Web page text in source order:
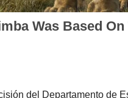
del Departamento de